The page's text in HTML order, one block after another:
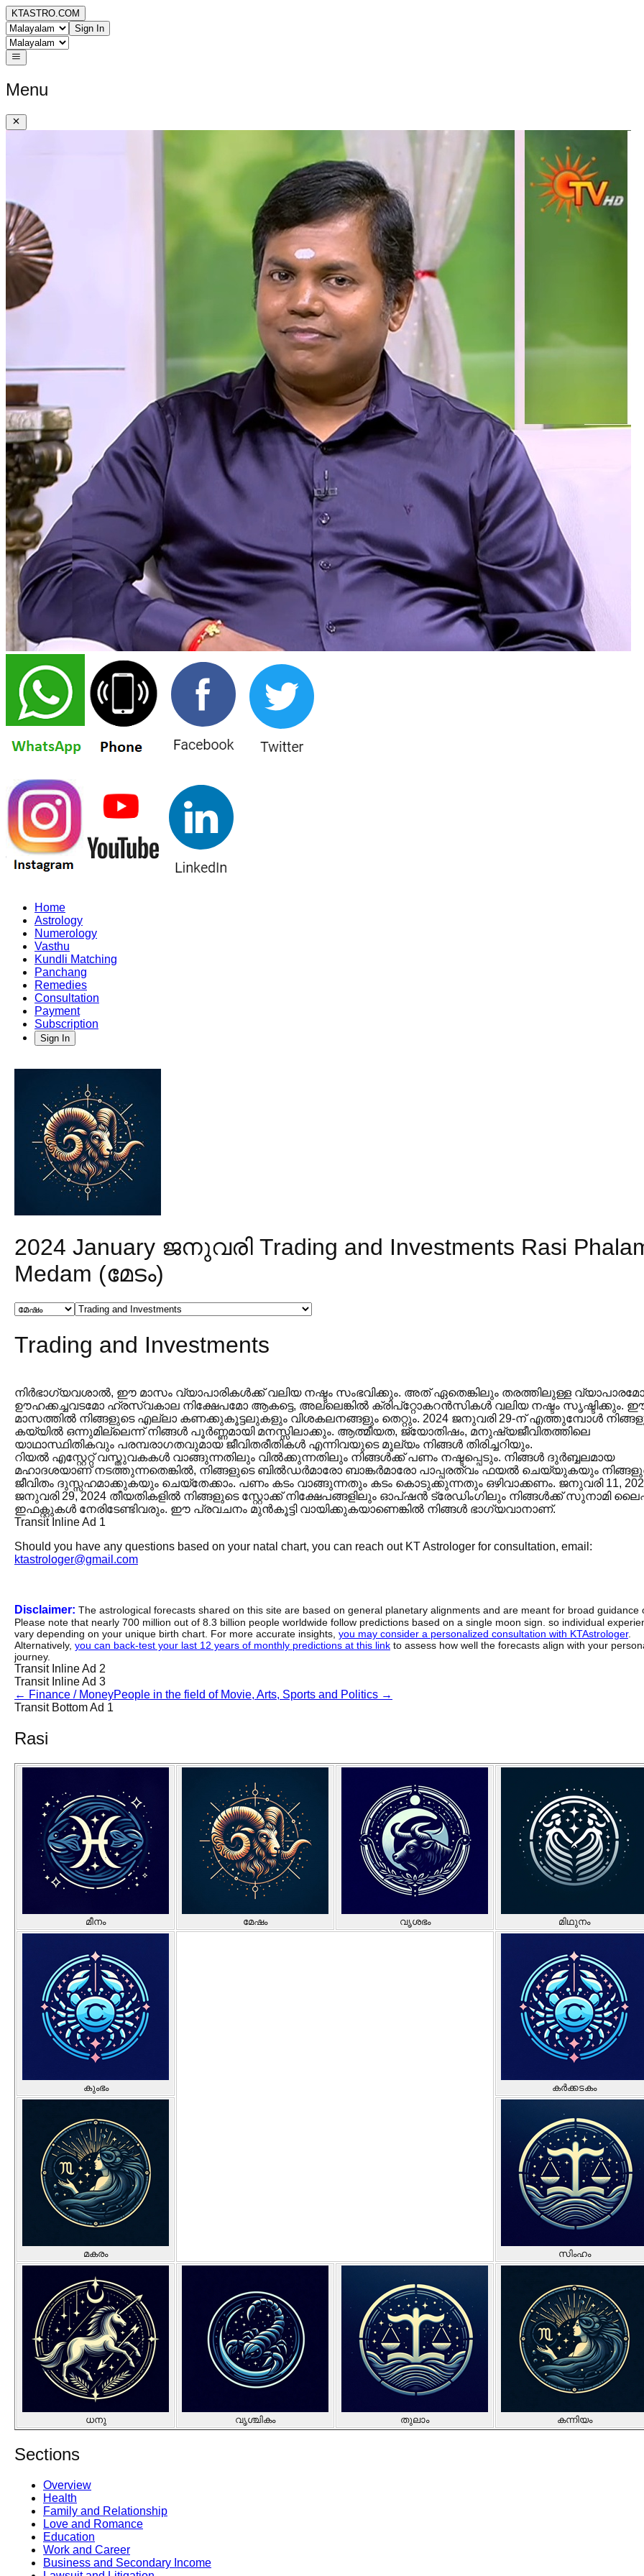
KTASTRO.COM
Sign In
Menu
Home
Astrology
Numerology
Vasthu
Kundli Matching
Panchang
Remedies
Consultation
Payment
Subscription
Sign In
2024 January ജനുവരി Trading and Investments Rasi
Medam (മേടം)
Trading and Investments
നിർഭാഗ്യവശാൽ, ഈ മാസം വ്യാപാരികൾക്ക് വലിയ നഷ്ടം സംഭവിക്കും. അത് ഏതെങ്കിലും തരത്തിലുള്ള വ്യാപാരമോ
ഊഹക്കച്ചവടമോ ഹ്രസ്വകാല നിക്ഷേപമോ ആകട്ടെ, അല്ലെങ്കിൽ ക്രിപ്‌റ്റോകറൻസികൾ വലിയ നഷ്ടം സൃഷ്ടിക്കും.
മാസത്തിൽ നിങ്ങളുടെ എല്ലാ കണക്കുകൂട്ടലുകളും വിശകലനങ്ങളും തെറ്റും. 2024 ജനുവരി 29-ന് എത്തുമ്പോൾ
കയ്യിൽ ഒന്നുമില്ലെന്ന് നിങ്ങൾ പൂർണ്ണമായി മനസ്സിലാക്കും. ആത്മീയത, ജ്യോതിഷം, മനുഷ്യജീവിതത്തിലെ
യാഥാസ്ഥിതികവും പരമ്പരാഗതവുമായ ജീവിതരീതികൾ എന്നിവയുടെ മൂല്യം നിങ്ങൾ തിരിച്ചറിയും.
റിയൽ എസ്റ്റേറ്റ് വസ്തുവകകൾ വാങ്ങുന്നതിലും വിൽക്കുന്നതിലും നിങ്ങൾക്ക് പണം നഷ്ടപ്പെടും. നിങ്ങൾ ദുർബ്ബലമായ
മഹാദശയാണ് നടത്തുന്നതെങ്കിൽ, നിങ്ങളുടെ ബിൽഡർമാരോ ബാങ്കർമാരോ പാപ്പരത്വം ഫയൽ ചെയ്യുകയും
ജീവിതം ദുസ്സഹമാക്കുകയും ചെയ്തേക്കാം. പണം കടം വാങ്ങുന്നതും കടം കൊടുക്കുന്നതും ഒഴിവാക്കണം. ജനുവരി 11,
ജനുവരി 29, 2024 തീയതികളിൽ നിങ്ങളുടെ സ്റ്റോക്ക് നിക്ഷേപങ്ങളിലും ഓപ്‌ഷൻ ട്രേഡിംഗിലും നിങ്ങൾക്ക് സുനാമി
ഇഫക്റ്റുകൾ നേരിടേണ്ടിവരും. ഈ പ്രവചനം മുൻകൂട്ടി വായിക്കുകയാണെങ്കിൽ നിങ്ങൾ ഭാഗ്യവാനാണ്.
Transit Inline Ad 1
Should you have any questions based on your natal chart, you can reach out KT Astrologer for consultation, email:
ktastrologer@gmail.com
Disclaimer: The astrological forecasts shared on this site are based on general planetary alignments and are meant for broad guidance
Please note that nearly 700 million out of 8.3 billion people worldwide follow predictions based on a single moon sign. so individual
vary depending on your unique birth chart. For more accurate insights, you may consider a personalized consultation with KTAstrologer.
Alternatively, you can back-test your last 12 years of monthly predictions at this link to assess how well the forecasts align with your
journey.
Transit Inline Ad 2
Transit Inline Ad 3
← Finance / MoneyPeople in the field of Movie, Arts, Sports and Politics →
Transit Bottom Ad 1
Rasi
മീനം മേഷം വൃശഭം മിഥുനം
കുംഭം കർക്കടകം
മകരം സിംഹം
ധനു വൃശ്ചികം തുലാം കന്നിയം
Sections
Overview
Health
Family and Relationship
Love and Romance
Education
Work and Career
Business and Secondary Income